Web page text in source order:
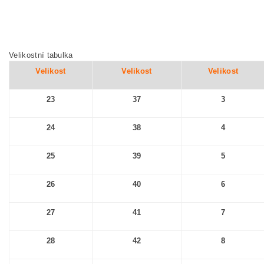
Velikostní tabulka
Velikost
Velikost Velikost
23 37 3
24 38 4
25 39 5
26 40 6
27 41 7
28 42 8